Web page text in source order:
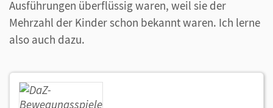
Ausführungen überflüssig waren, weil sie der
Mehrzahl der Kinder schon bekannt waren. Ich lerne
also auch dazu.